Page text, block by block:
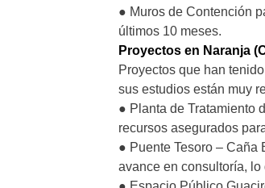
● Muros de Contención
últimos 10 meses.
Proyectos en Naranja
Proyectos que han
sus estudios están muy
● Planta de Tratamiento
recursos asegurados
● Puente Tesoro – Caña
avance en consultoría,